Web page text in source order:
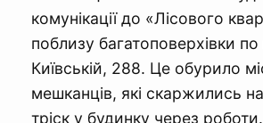
комунікації до «Лісового
поблизу багатоповерхівки по
Київській, 288. Це обурило
мешканців, які скаржились
тріск у будинку через